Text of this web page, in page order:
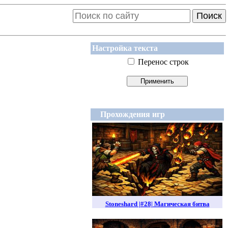
Поиск
Настройка текста
Перенос строк
Прохождения игр
Stoneshard |#28| Магическая битва